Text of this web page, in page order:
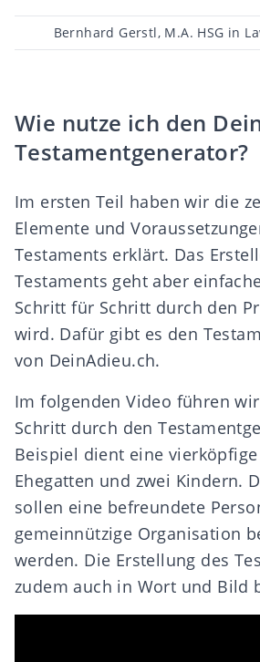
Beitragsautor
Bernhard Gerstl, M.A. HSG in
Wie nutze ich den
Testamentgenerator?
Im ersten Teil haben wir die
Elemente und
Testaments erklärt. Das
Testaments geht aber
Schritt für Schritt durch den
wird. Dafür gibt es den
von DeinAdieu.ch.
Im folgenden Video führen
Schritt durch den
Beispiel dient eine
Ehegatten und zwei Kindern.
sollen eine befreundete
gemeinnützige Organisation
werden. Die Erstellung des
zudem auch in Wort und Bild